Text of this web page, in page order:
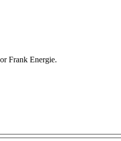
Frank Energie.